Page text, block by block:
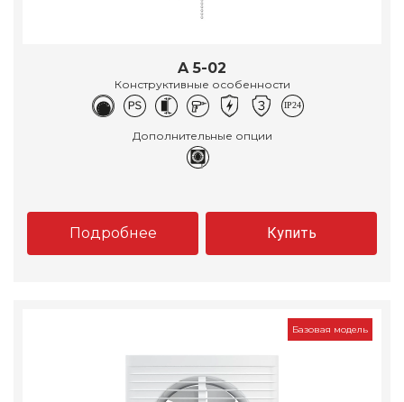
A 5-02
Конструктивные особенности
Дополнительные опции
Подробнее Купить
Базовая модель